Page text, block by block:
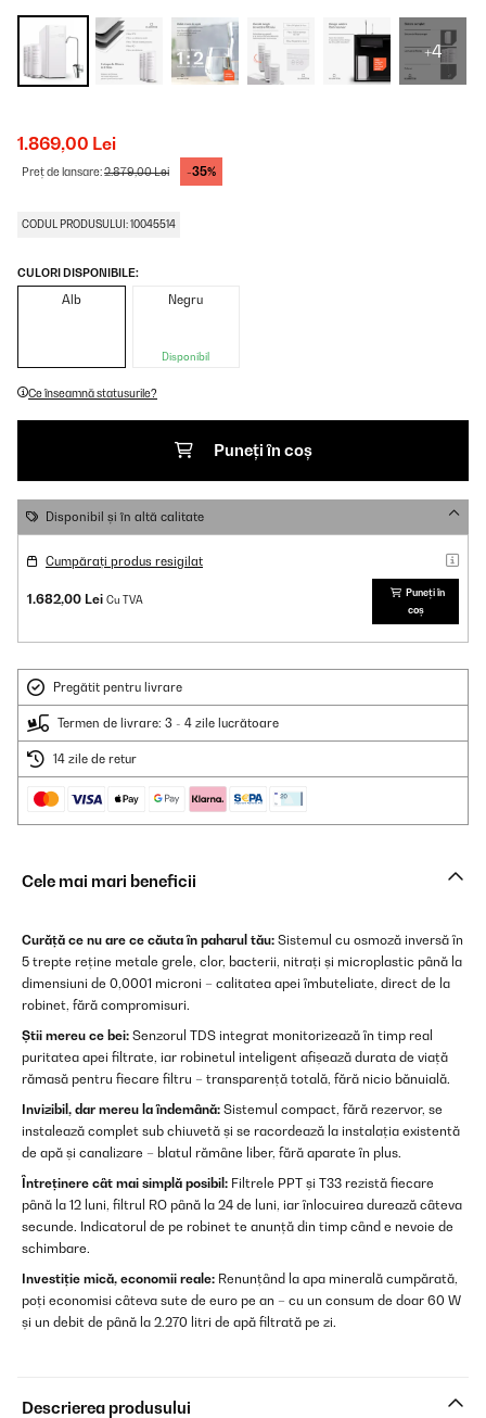
+4
1.869,00 Lei
Preț de lansare:2.879,00 Lei -35%
CODUL PRODUSULUI: 10045514
CULORI DISPONIBILE:
Alb Negru
Disponibil
Ce înseamnă statusurile?
Puneți în coș
Disponibil și în altă calitate
Cumpărați produs resigilat
1.682,00 Lei Cu TVA
Puneți în
coș
Pregătit pentru livrare
Termen de livrare: 3 - 4 zile lucrătoare
14 zile de retur
Cele mai mari beneficii
Curăță ce nu are ce căuta în paharul tău: Sistemul cu osmoză inversă în
5 trepte reține metale grele, clor, bacterii, nitrați și microplastic până la
dimensiuni de 0,0001 microni – calitatea apei îmbuteliate, direct de la
robinet, fără compromisuri.
Știi mereu ce bei: Senzorul TDS integrat monitorizează în timp real
puritatea apei filtrate, iar robinetul inteligent afișează durata de viață
rămasă pentru fiecare filtru – transparență totală, fără nicio bănuială.
Invizibil, dar mereu la îndemână: Sistemul compact, fără rezervor, se
instalează complet sub chiuvetă și se racordează la instalația existentă
de apă și canalizare – blatul rămâne liber, fără aparate în plus.
Întreținere cât mai simplă posibil: Filtrele PPT și T33 rezistă fiecare
până la 12 luni, filtrul RO până la 24 de luni, iar înlocuirea durează câteva
secunde. Indicatorul de pe robinet te anunță din timp când e nevoie de
schimbare.
Investiție mică, economii reale: Renunțând la apa minerală cumpărată,
poți economisi câteva sute de euro pe an – cu un consum de doar 60 W
și un debit de până la 2.270 litri de apă filtrată pe zi.
Descrierea produsului